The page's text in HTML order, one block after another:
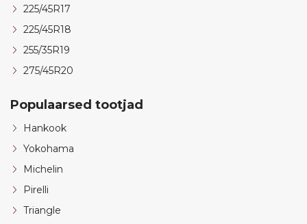
225/45R17
225/45R18
255/35R19
275/45R20
Populaarsed tootjad
Hankook
Yokohama
Michelin
Pirelli
Triangle